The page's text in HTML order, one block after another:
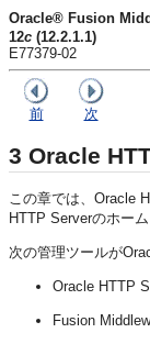
Oracle® Fusion
12c (12.2.1.1)
E77379-02
前 次
3 Oracle
この章では、Oracle
HTTP Serverのホー
次の管理ツールが
Oracle HTTP
Fusion